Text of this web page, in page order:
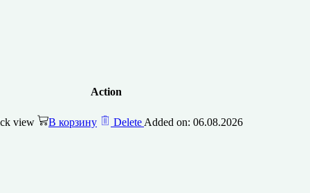
Action
view В корзину Delete Added on: 06.08.2026